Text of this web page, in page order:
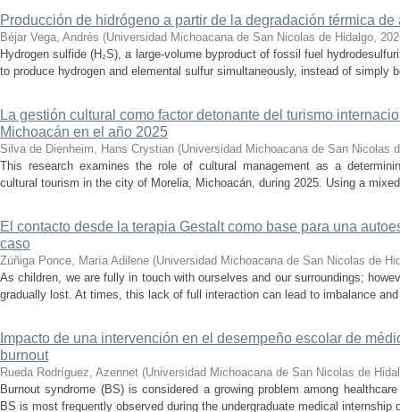
Producción de hidrógeno a partir de la degradación térmica
Béjar Vega, Andrés (Universidad Michoacana de San Nicolas de Hidalgo,
Hydrogen sulfide (H₂S), a large-volume byproduct of fossil fuel
to produce hydrogen and elemental sulfur simultaneously, instead of simply
La gestión cultural como factor detonante del turismo
Michoacán en el año 2025
Silva de Dienheim, Hans Crystian (Universidad Michoacana de San Nicolas
This research examines the role of cultural management as a
cultural tourism in the city of Morelia, Michoacán, during 2025. Using a
El contacto desde la terapia Gestalt como base para una
caso
Zúñiga Ponce, María Adilene (Universidad Michoacana de San Nicolas de
As children, we are fully in touch with ourselves and our surroundings;
gradually lost. At times, this lack of full interaction can lead to imbalance
Impacto de una intervención en el desempeño escolar de
burnout
Rueda Rodríguez, Azennet (Universidad Michoacana de San Nicolas de
Burnout syndrome (BS) is considered a growing problem among
BS is most frequently observed during the undergraduate medical